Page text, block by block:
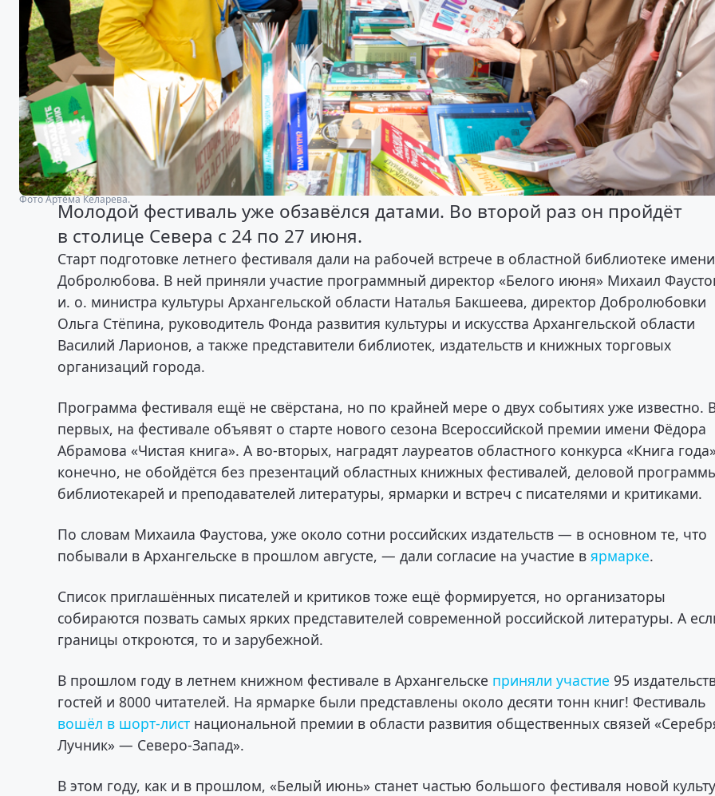
Фото Артёма Келарева.
Молодой фестиваль уже обзавёлся датами. Во второй раз он пройдёт
в столице Севера с 24 по 27 июня.
Старт подготовке летнего фестиваля дали на рабочей встрече в областной библиотеке имени
Добролюбова. В ней приняли участие программный директор «Белого июня» Михаил
и. о. министра культуры Архангельской области Наталья Бакшеева, директор Добролюбовки
Ольга Стёпина, руководитель Фонда развития культуры и искусства Архангельской области
Василий Ларионов, а также представители библиотек, издательств и книжных торговых
организаций города.
Программа фестиваля ещё не свёрстана, но по крайней мере о двух событиях уже известно.
первых, на фестивале объявят о старте нового сезона Всероссийской премии имени Фёдора
Абрамова «Чистая книга». А во-вторых, наградят лауреатов областного конкурса «Книга
конечно, не обойдётся без презентаций областных книжных фестивалей, деловой
библиотекарей и преподавателей литературы, ярмарки и встреч с писателями и критиками.
По словам Михаила Фаустова, уже около сотни российских издательств — в основном те, что
побывали в Архангельске в прошлом августе, — дали согласие на участие вярмарке.
Список приглашённых писателей и критиков тоже ещё формируется, но организаторы
собираются позвать самых ярких представителей современной российской литературы. А
границы откроются, то и зарубежной.
В прошлом году в летнем книжном фестивале в Архангельске приняли участие 95
гостей и 8000 читателей. На ярмарке были представлены около десяти тонн книг! Фестиваль
вошёл в шорт-лист национальной премии в области развития общественных связей
Лучник» — Северо-Запад».
В этом году, как и в прошлом, «Белый июнь» станет частью большого фестиваля новой